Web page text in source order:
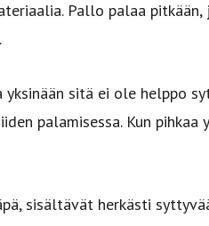
Pallo palaa
sitä ei ole helppo
palamisessa. Kun pihkaa
sisältävät herkästi